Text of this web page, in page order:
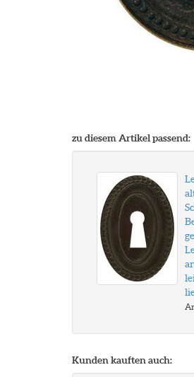
zu diesem Artikel passend:
Kunden kauften auch: